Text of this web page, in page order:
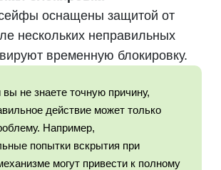
оснащены защитой от
нескольких неправильных
временную блокировку.
не знаете точную причину,
действие может только
Например,
попытки вскрытия при
могут привести к полному